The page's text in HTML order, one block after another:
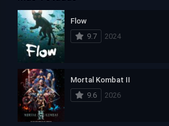
Flow
9.7
2024
Mortal Kombat II
9.6
2026